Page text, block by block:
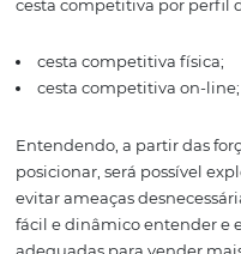
definição de preços nas
infraestrutura
menos valorizada do
metodologia eficiente
potencialidades da sua
matriz FOFA, as forças,
enfrentadas, interna e